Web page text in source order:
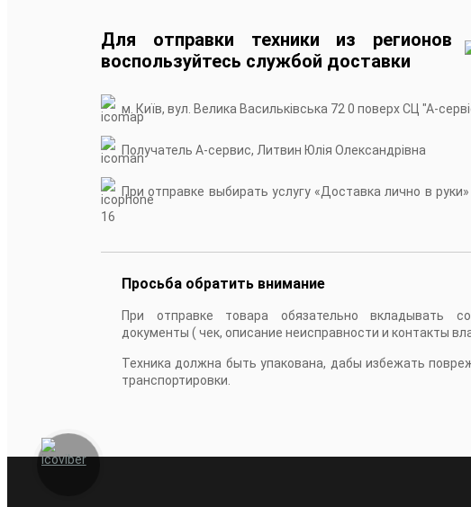
Для отправки техники из регионов
воспользуйтесь службой доставки
м. Київ, вул. Велика Васильківська 72 0 поверх СЦ "А-
Получатель А-сервис, Литвин Юлія Олександрівна
При отправке выбирать услугу «Доставка лично в
16
Просьба обратить внимание
При отправке товара обязательно вкладывать
документы ( чек, описание неисправности и контакты
Техника должна быть упакована, дабы избежать
транспортировки.